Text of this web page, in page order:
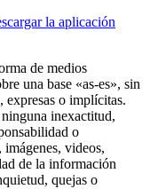
la aplicación
de medios
una base «as-es», sin
expresas o implícitas.
inexactitud,
o
videos,
de la información
quejas o